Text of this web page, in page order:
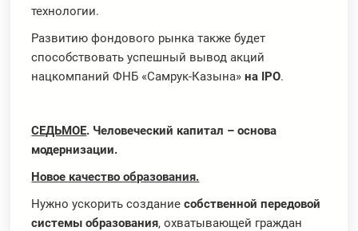
технологии.
Развитию фондового рынка также будет
способствовать успешный вывод акций
нацкомпаний ФНБ «Самрук-Казына»на IPO.
СЕДЬМОЕ. Человеческий капитал – основа
модернизации.
Новое качество образования.
Нужно ускорить созданиесобственной передовой
системы образования, охватывающей граждан